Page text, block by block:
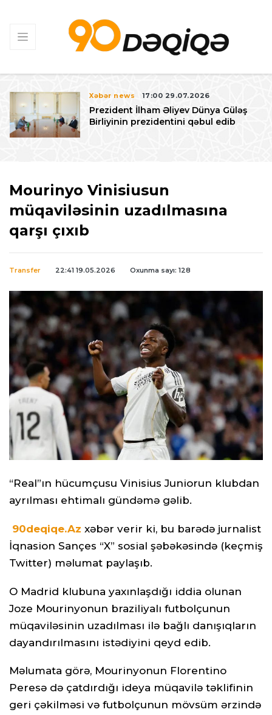
Xəbər news 17:00 29.07.2026
Prezident İlham Əliyev Dünya Güləş
Birliyinin prezidentini qəbul edib
Mourinyo Vinisiusun
müqaviləsinin uzadılmasına
qarşı çıxıb
Transfer 22:41 19.05.2026 Oxunma sayı: 128
“Real”ın hücumçusu Vinisius Juniorun klubdan
ayrılması ehtimalı gündəmə gəlib.
90deqiqe.Az xəbər verir ki, bu barədə jurnalist
İqnasion Sançes “X” sosial şəbəkəsində (keçmiş
Twitter) məlumat paylaşıb.
O Madrid klubuna yaxınlaşdığı iddia olunan
Joze Mourinyonun braziliyalı futbolçunun
müqaviləsinin uzadılması ilə bağlı danışıqların
dayandırılmasını istədiyini qeyd edib.
Məlumata görə, Mourinyonun Florentino
Peresə də çatdırdığı ideya müqavilə təklifinin
geri çəkilməsi və futbolçunun mövsüm ərzində